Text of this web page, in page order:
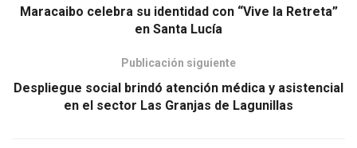
Maracaibo celebra su identidad con “Vive la Retreta”
en Santa Lucía
Publicación siguiente
Despliegue social brindó atención médica y asistencial
en el sector Las Granjas de Lagunillas